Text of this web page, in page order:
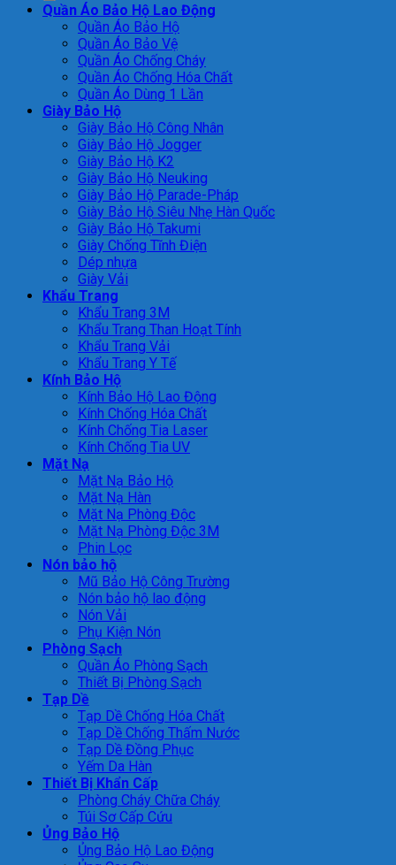
Quần Áo Bảo Hộ Lao Động
Quần Áo Bảo Hộ
Quần Áo Bảo Vệ
Quần Áo Chống Cháy
Quần Áo Chống Hóa Chất
Quần Áo Dùng 1 Lần
Giày Bảo Hộ
Giày Bảo Hộ Công Nhân
Giày Bảo Hộ Jogger
Giày Bảo Hộ K2
Giày Bảo Hộ Neuking
Giày Bảo Hộ Parade-Pháp
Giày Bảo Hộ Siêu Nhẹ Hàn Quốc
Giày Bảo Hộ Takumi
Giày Chống Tĩnh Điện
Dép nhựa
Giày Vải
Khẩu Trang
Khẩu Trang 3M
Khẩu Trang Than Hoạt Tính
Khẩu Trang Vải
Khẩu Trang Y Tế
Kính Bảo Hộ
Kính Bảo Hộ Lao Động
Kính Chống Hóa Chất
Kính Chống Tia Laser
Kính Chống Tia UV
Mặt Nạ
Mặt Nạ Bảo Hộ
Mặt Nạ Hàn
Mặt Nạ Phòng Độc
Mặt Nạ Phòng Độc 3M
Phin Lọc
Nón bảo hộ
Mũ Bảo Hộ Công Trường
Nón bảo hộ lao động
Nón Vải
Phụ Kiện Nón
Phòng Sạch
Quần Áo Phòng Sạch
Thiết Bị Phòng Sạch
Tạp Dề
Tạp Dề Chống Hóa Chất
Tạp Dề Chống Thấm Nước
Tạp Dề Đồng Phục
Yếm Da Hàn
Thiết Bị Khẩn Cấp
Phòng Cháy Chữa Cháy
Túi Sơ Cấp Cứu
Ủng Bảo Hộ
Ủng Bảo Hộ Lao Động